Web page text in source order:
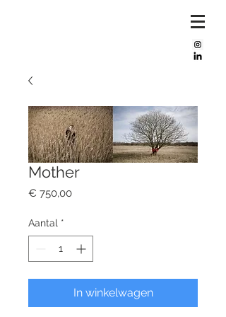
Mother
€ 750,00Prijs
Aantal *
In winkelwagen